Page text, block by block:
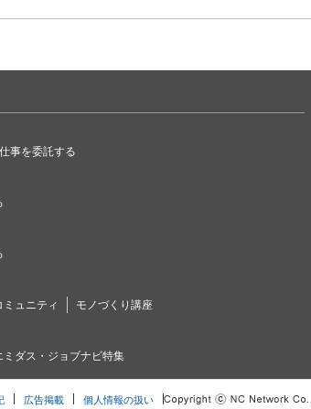
仕事を委託する
ミュニティ モノづくり講座
ミダス・ジョブナビ特集
広告掲載 個人情報の扱い